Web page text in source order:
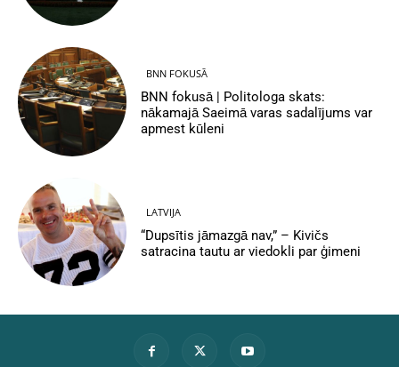
BNN FOKUSĀ
BNN fokusā | Politologa skats:
nākamajā Saeimā varas sadalījums var
apmest kūleni
LATVIJA
“Dupsītis jāmazgā nav,” – Kivičs
satracina tautu ar viedokli par ģimeni